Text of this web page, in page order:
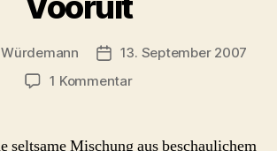
Beitragsdatum
13. September 2007
1 Kommentarzu
seltsame Mischung aus beschaulichem